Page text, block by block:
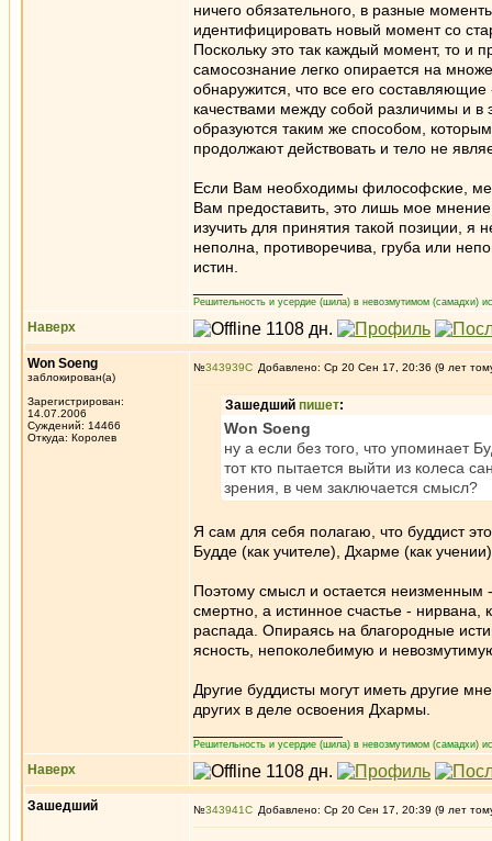
ничего обязательного, в разные
идентифицировать новый момент со
Поскольку это так каждый момент, то
самосознание легко опирается на
обнаружится, что все его
качествами между собой различимы и
образуются таким же способом,
продолжают действовать и тело не
Если Вам необходимы философские,
Вам предоставить, это лишь мое
изучить для принятия такой позиции, я
неполна, противоречива, груба или
истин.
Решительность и усердие (шила) в невозмутимом (самадхи)
Наверх
Won Soeng
заблокирован(а)
Зарегистрирован:
14.07.2006
Суждений: 14466
Откуда: Королев
№343939 Добавлено: Ср 20 Сен 17, 20:36 (9 лет
Зашедший пишет:
Won Soeng
ну а если без того, что упоминает
тот кто пытается выйти из колеса
зрения, в чем заключается смысл?
Я сам для себя полагаю, что буддист
Будде (как учителе), Дхарме (как
Поэтому смысл и остается неизменным
смертно, а истинное счастье -
распада. Опираясь на благородные
ясность, непоколебимую и
Другие буддисты могут иметь другие
других в деле освоения Дхармы.
Решительность и усердие (шила) в невозмутимом (самадхи)
Наверх
Зашедший №343941 Добавлено: Ср 20 Сен 17, 20:39 (9 лет